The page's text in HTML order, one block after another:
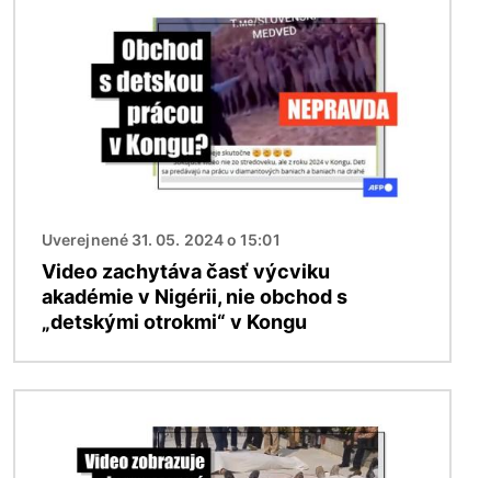
Uverejnené 31. 05. 2024 o 15:01
Video zachytáva časť výcviku
akadémie v Nigérii, nie obchod s
„detskými otrokmi“ v Kongu